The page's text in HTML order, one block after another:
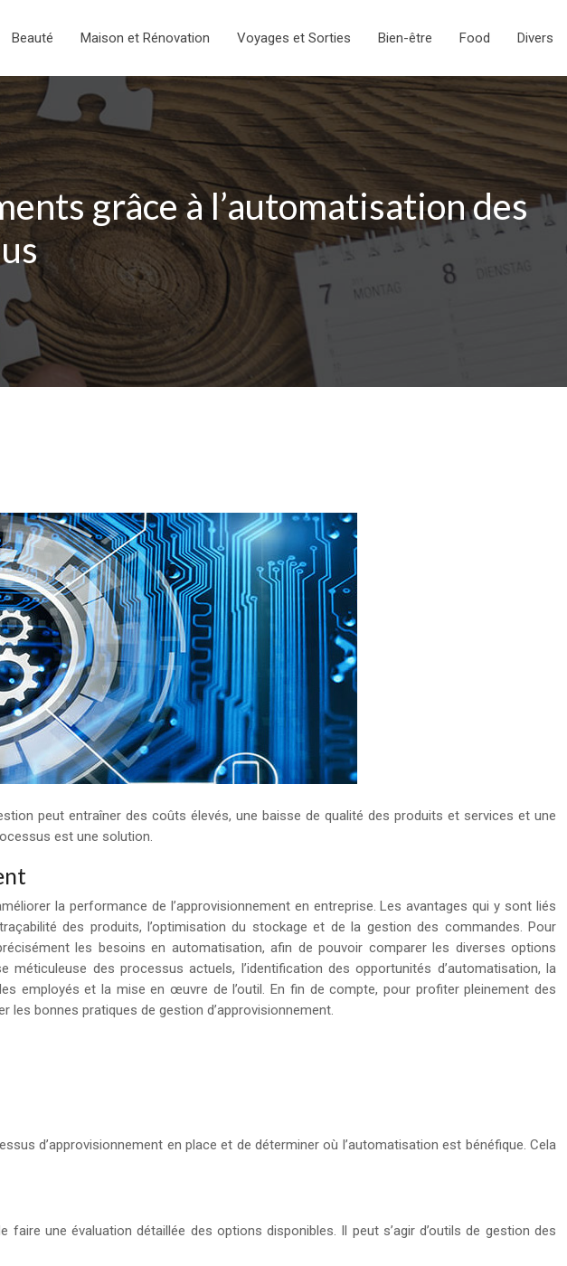
Beauté Maison et Rénovation Voyages et Sorties Bien-être Food Divers
grâce à l’automatisation des
peut entraîner des coûts élevés, une baisse de qualité des produits et services et une
est une solution.
la performance de l’approvisionnement en entreprise. Les avantages qui y sont liés
des produits, l’optimisation du stockage et de la gestion des commandes. Pour
les besoins en automatisation, afin de pouvoir comparer les diverses options
des processus actuels, l’identification des opportunités d’automatisation, la
employés et la mise en œuvre de l’outil. En fin de compte, pour profiter pleinement des
les bonnes pratiques de gestion d’approvisionnement.
d’approvisionnement en place et de déterminer où l’automatisation est bénéfique. Cela
une évaluation détaillée des options disponibles. Il peut s’agir d’outils de gestion des